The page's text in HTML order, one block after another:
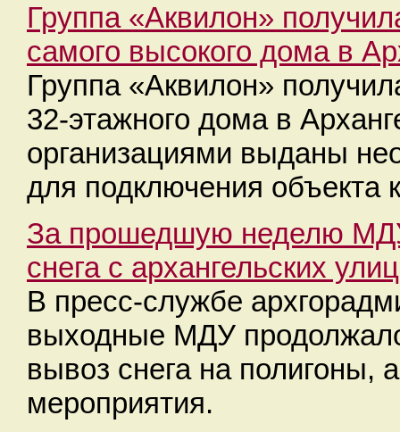
Группа «Аквилон»
самого высокого дома в
Группа «Аквилон»
32-этажного дома в
организациями выданы
для подключения объекта
За прошедшую неделю
снега с архангельских улиц
В пресс-службе
выходные МДУ
вывоз снега на полигоны,
мероприятия.